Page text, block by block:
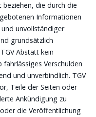
die durch die
Informationen
unvollständiger
grundsätzlich
Abstatt kein
Verschulden
und unverbindlich. TGV
Teile der Seiten oder
Ankündigung zu
die Veröffentlichung